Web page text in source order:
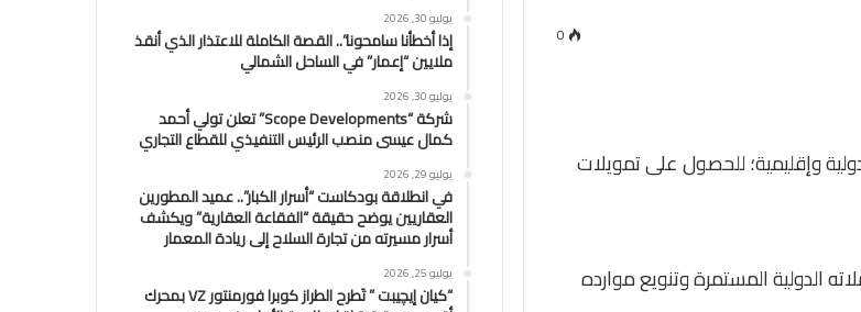
0
توقيع عقد تمويلي مع 14 مؤسسة دولية وإقليمية؛ للحصول على تمويلات
الدولية المستمرة وتنويع موارده
يوليو 30, 2026
إذا أخطأنا سامحونا”.. القصة الكاملة للاعتذار الذي أنقذ
ملايين “إعمار” في الساحل الشمالي
يوليو 30, 2026
شركة “Scope Developments” تعلن تولي أحمد
كمال عيسى منصب الرئيس التنفيذي للقطاع التجاري
يوليو 29, 2026
في انطلاقة بودكاست “أسرار الكبار”.. عميد المطورين
العقاريين يوضح حقيقة “الفقاعة العقارية” ويكشف
أسرار مسيرته من تجارة السلاح إلى ريادة المعمار
يوليو 25, 2026
“كيان إيچيبت ” تَطرح الطراز كوبرا فورمنتور VZ بمحرك